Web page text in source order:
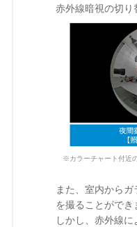
赤外線暗視の切り
※カラーチャート付近
また、室内から
を撮ることができ
しかし、赤外線